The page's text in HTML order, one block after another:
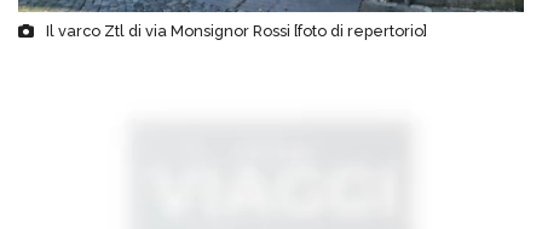
Il varco Ztl di via Monsignor Rossi [foto di repertorio]